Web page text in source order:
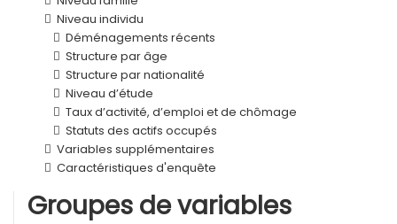
Niveau individu
Déménagements récents
Structure par âge
Structure par nationalité
Niveau d’étude
Taux d’activité, d’emploi et de chômage
Statuts des actifs occupés
Variables supplémentaires
Caractéristiques d'enquête
Groupes de variables